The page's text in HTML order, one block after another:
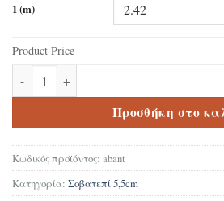
1 (m)
Product Price
Προσθήκη στο
Κωδικός προϊόντος: abant
Κατηγορία: Σοβατεπί 5,5cm